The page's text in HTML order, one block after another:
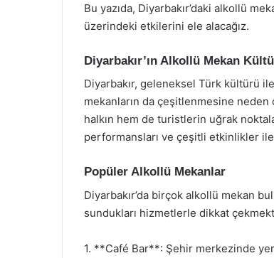
Bu yazıda, Diyarbakır’daki alkollü
üzerindeki etkilerini ele alacağız.
Diyarbakır’ın Alkollü Mekan
Diyarbakır, geleneksel Türk kültürü
mekanların da çeşitlenmesine
halkın hem de turistlerin uğrak
performansları ve çeşitli etkinlikler
Popüler Alkollü Mekanlar
Diyarbakır’da birçok alkollü mekan
sundukları hizmetlerle dikkat
1. **Café Bar**: Şehir merkezinde